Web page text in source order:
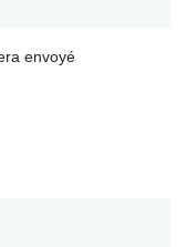
envoyé